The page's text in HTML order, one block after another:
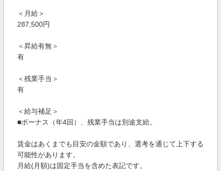
＜月給＞
287,500円
＜昇給有無＞
有
＜残業手当＞
有
＜給与補足＞
■ボーナス（年4回）、残業手当は別途支給。
賃金はあくまでも目安の金額であり、選考を通じて上下する
可能性があります。
月給(月額)は固定手当を含めた表記です。